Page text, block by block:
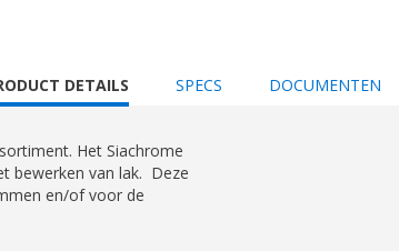
DETAILS SPECS DOCUMENTEN
Het Siachrome
bewerken van lak. Deze
en/of voor de